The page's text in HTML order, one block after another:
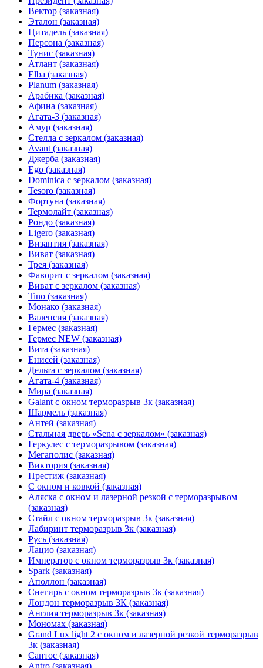
Вектор (заказная)
Эталон (заказная)
Цитадель (заказная)
Персона (заказная)
Тунис (заказная)
Атлант (заказная)
Elba (заказная)
Planum (заказная)
Арабика (заказная)
Афина (заказная)
Агата-3 (заказная)
Амур (заказная)
Стелла с зеркалом (заказная)
Avant (заказная)
Джерба (заказная)
Ego (заказная)
Dominica с зеркалом (заказная)
Tesoro (заказная)
Фортуна (заказная)
Термолайт (заказная)
Рондо (заказная)
Ligero (заказная)
Византия (заказная)
Виват (заказная)
Трея (заказная)
Фаворит с зеркалом (заказная)
Виват с зеркалом (заказная)
Tino (заказная)
Монако (заказная)
Валенсия (заказная)
Гермес (заказная)
Гермес NEW (заказная)
Вита (заказная)
Енисей (заказная)
Дельта с зеркалом (заказная)
Агата-4 (заказная)
Мира (заказная)
Galant с окном терморазрыв 3к (заказная)
Шармель (заказная)
Антей (заказная)
Стальная дверь «Sena с зеркалом» (заказная)
Геркулес с терморазрывом (заказная)
Мегаполис (заказная)
Виктория (заказная)
Престиж (заказная)
С окном и ковкой (заказная)
Аляска с окном и лазерной резкой с терморазрывом
(заказная)
Стайл с окном терморазрыв 3к (заказная)
Лабиринт терморазрыв 3к (заказная)
Русь (заказная)
Лацио (заказная)
Император с окном терморазрыв 3к (заказная)
Spark (заказная)
Аполлон (заказная)
Снегирь с окном терморазрыв 3к (заказная)
Лондон терморазрыв 3К (заказная)
Англия терморазрыв 3к (заказная)
Мономах (заказная)
Grand Lux light 2 с окном и лазерной резкой терморазрыв
3к (заказная)
Сантос (заказная)
Antro (заказная)